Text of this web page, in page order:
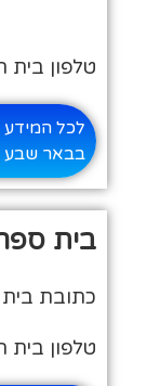
טלפון בית הספר:
לכל המידע
בבאר שבע
בית ספר
כתובת בית
טלפון בית הספר: